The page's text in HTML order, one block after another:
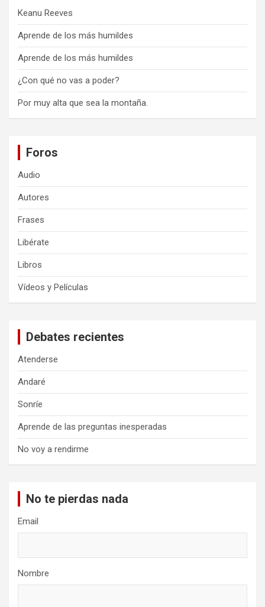
Keanu Reeves
Aprende de los más humildes
Aprende de los más humildes
¿Con qué no vas a poder?
Por muy alta que sea la montaña.
Foros
Audio
Autores
Frases
Libérate
Libros
Vídeos y Películas
Debates recientes
Atenderse
Andaré
Sonríe
Aprende de las preguntas inesperadas
No voy a rendirme
No te pierdas nada
Email
Nombre